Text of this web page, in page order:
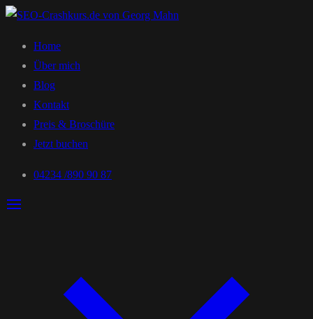
Home
Über mich
Blog
Kontakt
Preis & Broschüre
Jetzt buchen
04234 /890 90 87